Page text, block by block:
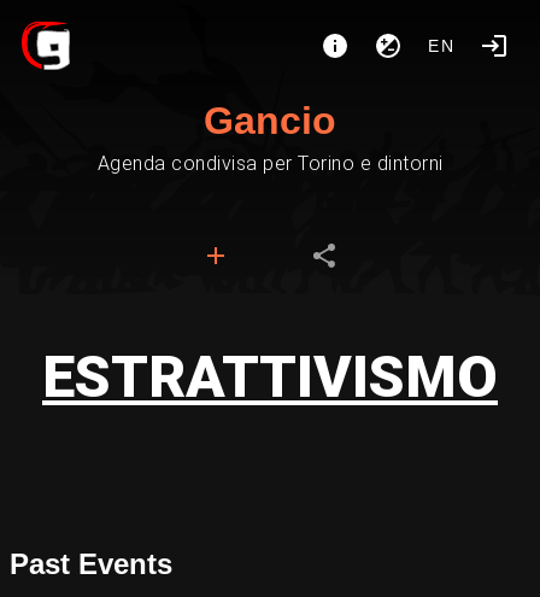
EN
Gancio
Agenda condivisa per Torino e dintorni
ESTRATTIVISMO
Past Events